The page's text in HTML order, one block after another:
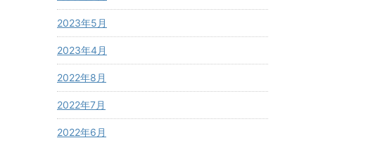
2023年5月
2023年4月
2022年8月
2022年7月
2022年6月